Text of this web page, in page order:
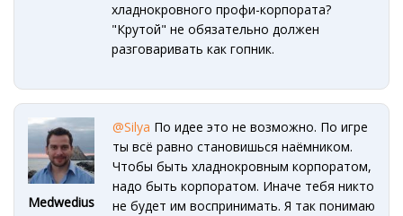
хладнокровного профи-корпората?
"Крутой" не обязательно должен
разговаривать как гопник.
Medwedius
@Silya По идее это не возможно. По игре
ты всё равно становишься наёмником.
Чтобы быть хладнокровным корпоратом,
надо быть корпоратом. Иначе тебя никто
не будет им воспринимать. Я так понимаю